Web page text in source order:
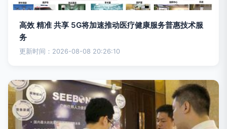
高效 精准 共享 5G将加速推动医疗健康服务普惠技术服
务
更新时间：2026-08-08 20:26:10